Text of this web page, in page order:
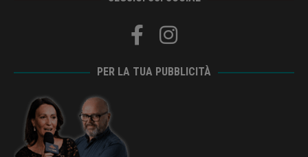
PER LA TUA PUBBLICITÀ